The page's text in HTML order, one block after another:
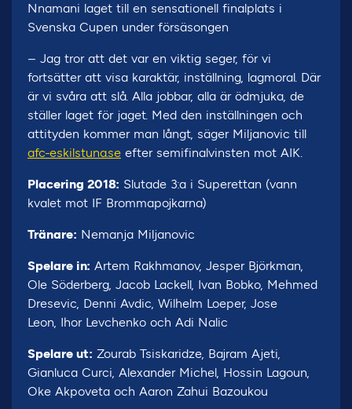
Nnamani laget till en sensationell finalplats i
Svenska Cupen under försäsongen
– Jag tror att det var en viktig seger, för vi
fortsätter att visa karaktär, inställning, lagmoral. Där
är vi svåra att slå. Alla jobbar, alla är ödmjuka, de
ställer laget för jaget. Med den inställningen och
attityden kommer man långt, säger Miljanovic till
afc-eskilstuna.se efter semifinalvinsten mot AIK.
Placering 2018: Slutade 3:a i Superettan (vann
kvalet mot IF Brommapojkarna)
Tränare: Nemanja Miljanovic
Spelare in: Artem Rakhmanov, Jesper Björkman,
Ole Söderberg, Jacob Lackell, Ivan Bobko, Mehmed
Dresevic, Denni Avdic, Wilhelm Loeper, Jose
Leon, Ihor Levchenko och Adi Nalic
Spelare ut: Zourab Tsiskaridze, Bajram Ajeti,
Gianluca Curci, Alexander Michel, Hossin Lagoun,
Oke Akpoveta och Aaron Zahui Bazoukou